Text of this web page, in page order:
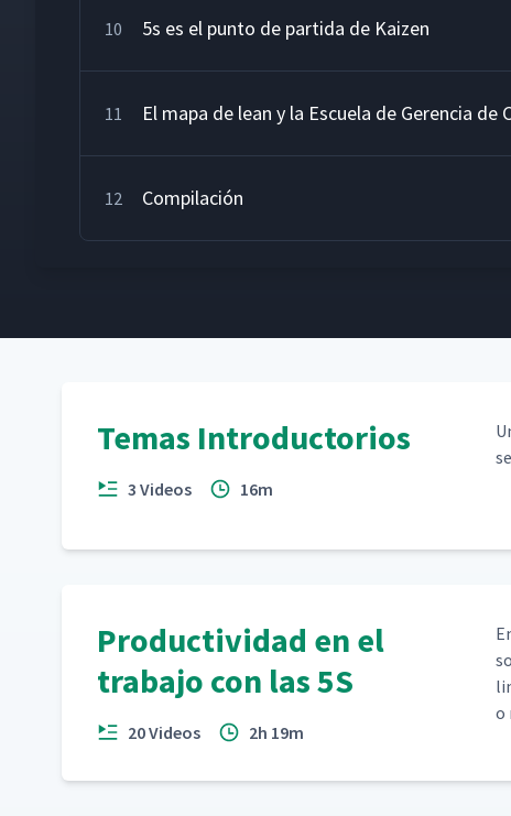
10 5s es el punto de partida de Kaizen
11 El mapa de lean y la Escuela de Gerencia de
12 Compilación
Temas Introductorios
3 Videos 16m
Productividad en el
trabajo con las 5S
20 Videos 2h 19m
o